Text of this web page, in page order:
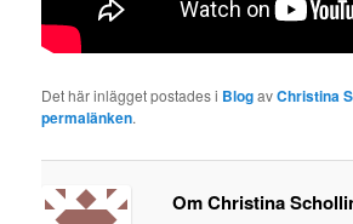
Det här inlägget postades i BlogavChristina
permalänken.
Om Christina